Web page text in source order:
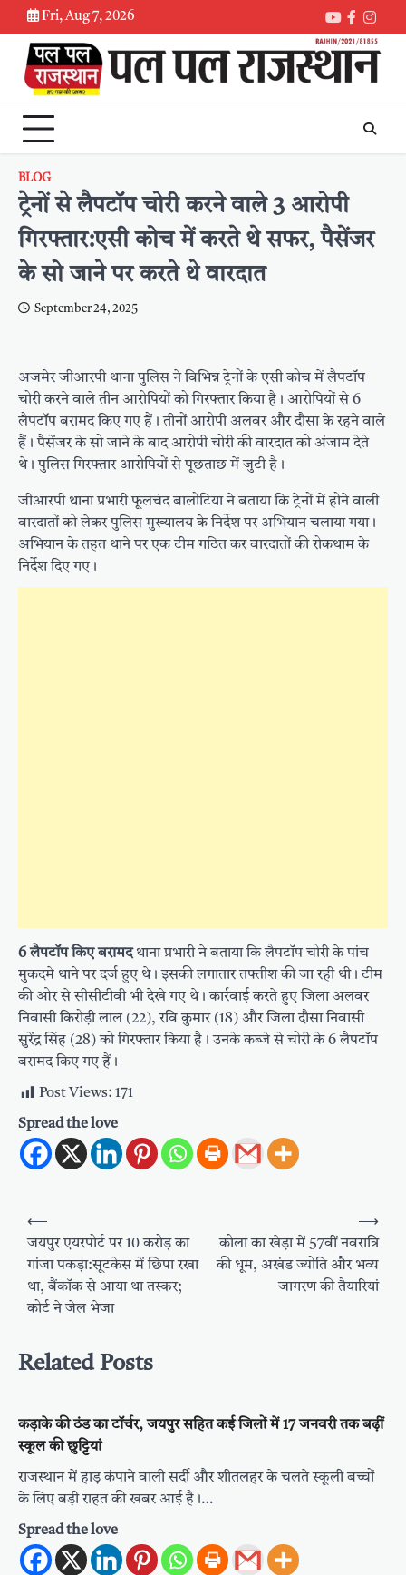
Skip
to
content
Fri, Aug 7, 2026
Youtube
BLOG
ट्रेनों से लैपटॉप चोरी करने वाले 3 आरोपी
गिरफ्तार:एसी कोच में करते थे सफर, पैसेंजर
के सो जाने पर करते थे वारदात
September 24, 2025
अजमेर जीआरपी थाना पुलिस ने विभिन्न ट्रेनों के एसी कोच में लैपटॉप
चोरी करने वाले तीन आरोपियों को गिरफ्तार किया है। आरोपियों से 6
लैपटॉप बरामद किए गए हैं। तीनों आरोपी अलवर और दौसा के रहने वाले
हैं। पैसेंजर के सो जाने के बाद आरोपी चोरी की वारदात को अंजाम देते
थे। पुलिस गिरफ्तार आरोपियों से पूछताछ में जुटी है।
जीआरपी थाना प्रभारी फूलचंद बालोटिया ने बताया कि ट्रेनों में होने वाली
वारदातों को लेकर पुलिस मुख्यालय के निर्देश पर अभियान चलाया गया।
अभियान के तहत थाने पर एक टीम गठित कर वारदातों की रोकथाम के
निर्देश दिए गए।
6 लैपटॉप किए बरामदथाना प्रभारी ने बताया कि लैपटॉप चोरी के पांच
मुकदमे थाने पर दर्ज हुए थे। इसकी लगातार तफ्तीश की जा रही थी। टीम
की ओर से सीसीटीवी भी देखे गए थे। कार्रवाई करते हुए जिला अलवर
निवासी किरोड़ी लाल (22), रवि कुमार (18) और जिला दौसा निवासी
सुरेंद्र सिंह (28) को गिरफ्तार किया है। उनके कब्जे से चोरी के 6 लैपटॉप
बरामद किए गए हैं।
Post Views: 171
Spread the love
Post
navigation
⟵
जयपुर एयरपोर्ट पर 10 करोड़ का
गांजा पकड़ा:सूटकेस में छिपा रखा
था, बैंकॉक से आया था तस्कर;
कोर्ट ने जेल भेजा
कोला का खेड़ा में 57वीं नवरात्रि
की धूम, अखंड ज्योति और भव्य
जागरण की तैयारियां
⟶
Related Posts
कड़ाके की ठंड का टॉर्चर, जयपुर सहित कई जिलों में 17 जनवरी तक बढ़ीं
स्कूल की छुट्टियां
राजस्थान में हाड़ कंपाने वाली सर्दी और शीतलहर के चलते स्कूली बच्चों
के लिए बड़ी राहत की खबर आई है।…
Spread the love